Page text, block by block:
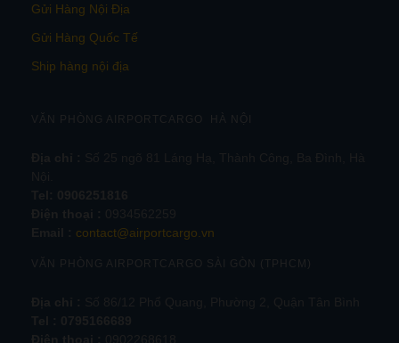
Gửi Hàng Nội Địa
Gửi Hàng Quốc Tế
Ship hàng nội địa
VĂN PHÒNG AIRPORTCARGO HÀ NỘI
contact@airportcargo.vn
VĂN PHÒNG AIRPORTCARGO SÀI GÒN (TPHCM)